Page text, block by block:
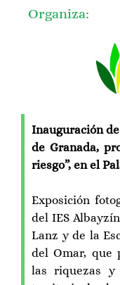
Organiza:
Inauguración
de Granada,
riesgo”, en el
Exposición
del IES
Lanz y de la
del Omar, que
las riquezas y